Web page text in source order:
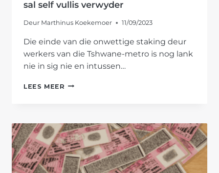
sal self vullis verwyder
Deur Marthinus Koekemoer 11/09/2023
Die einde van die onwettige staking deur
werkers van die Tshwane-metro is nog lank
nie in sig nie en intussen…
LEES MEER AFRIFORUM-
SÊ
HULLE
SAL
SELF
VULLIS